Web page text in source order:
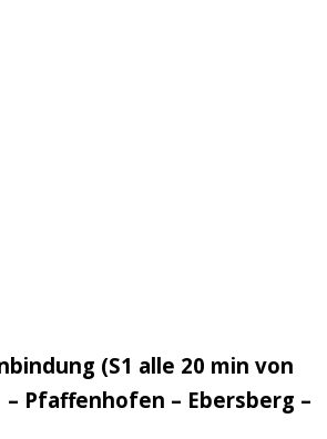
(S1 alle 20 min von
Pfaffenhofen – Ebersberg –